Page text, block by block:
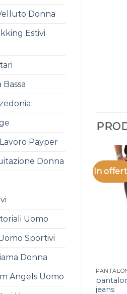
Donna
Estivi
Payper
Donna
Uomo
Sportivi
Donna
Angels Uomo
In
jeans